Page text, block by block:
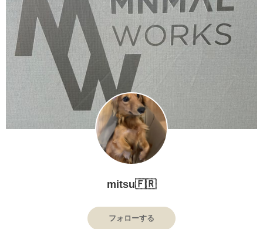
mitsu🇫🇷
フォローする